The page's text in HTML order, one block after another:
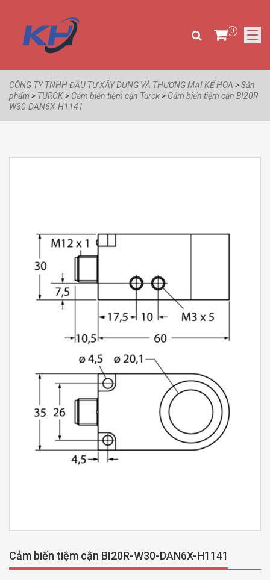
0
CÔNG TY TNHH ĐẦU TƯ XÂY DỰNG VÀ THƯƠNG MẠI KẾ HOA >Sản
phẩm > TURCK> Cảm biến tiệm cận Turck> Cảm biến tiệm cận BI20R-
W30-DAN6X-H1141
Cảm biến tiệm cận BI20R-W30-DAN6X-H1141